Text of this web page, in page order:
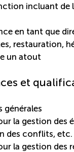
incluant de
en tant que
restauration,
un atout
et
générales
la gestion des
des conflits, etc.
la gestion des